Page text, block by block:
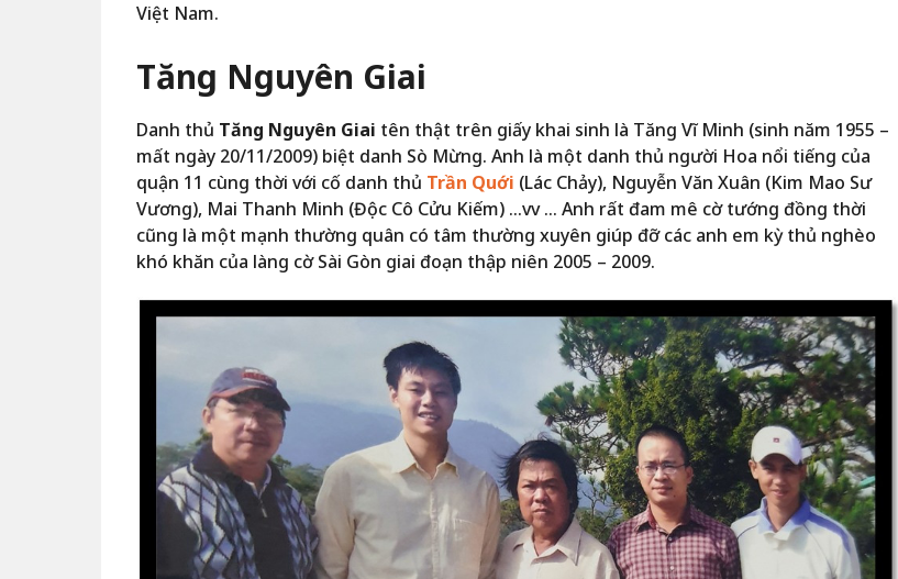
Việt Nam.
Tăng Nguyên Giai
Danh thủ Tăng Nguyên Giai tên thật trên giấy khai sinh là Tăng Vĩ Minh (sinh năm 1955 –
mất ngày 20/11/2009) biệt danh Sò Mừng. Anh là một danh thủ người Hoa nổi tiếng của
quận 11 cùng thời với cố danh thủ Trần Quới (Lác Chảy), Nguyễn Văn Xuân (Kim Mao Sư
Vương), Mai Thanh Minh (Độc Cô Cửu Kiếm) …vv … Anh rất đam mê cờ tướng đồng thời
cũng là một mạnh thường quân có tâm thường xuyên giúp đỡ các anh em kỳ thủ nghèo
khó khăn của làng cờ Sài Gòn giai đoạn thập niên 2005 – 2009.